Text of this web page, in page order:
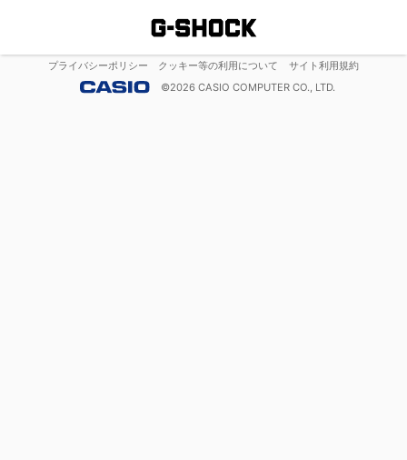
プライバシーポリシー クッキー等の利用について
サイト利用規約
©2026 CASIO COMPUTER CO., LTD.